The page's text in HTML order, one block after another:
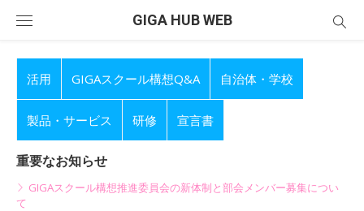
GIGA HUB WEB
活用 GIGAスクール構想Q&A 自治体・学校
製品・サービス 研修 宣言書
重要なお知らせ
GIGAスクール構想推進委員会の新体制と部会メンバー募集につい
て